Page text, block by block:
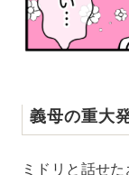
義母の重大
ミドリと話せ